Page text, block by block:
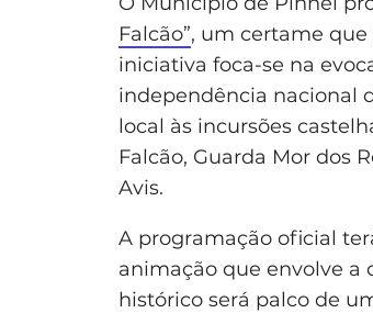
Falcão”, um certame que
iniciativa foca-se na
independência nacional
local às incursões
Falcão, Guarda Mor dos
Avis.
A programação oficial
animação que envolve a
histórico será palco de